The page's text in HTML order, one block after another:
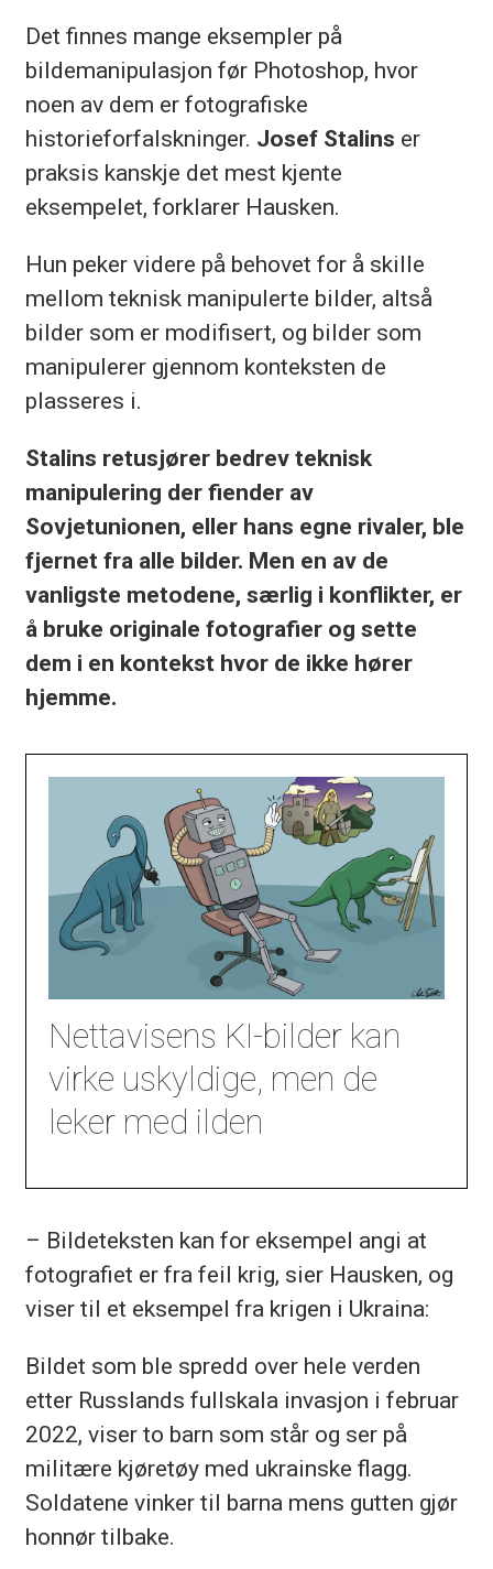
Det finnes mange eksempler på
bildemanipulasjon før Photoshop, hvor
noen av dem er fotografiske
historieforfalskninger. Josef Stalins er
praksis kanskje det mest kjente
eksempelet, forklarer Hausken.
Hun peker videre på behovet for å skille
mellom teknisk manipulerte bilder, altså
bilder som er modifisert, og bilder som
manipulerer gjennom konteksten de
plasseres i.
Stalins retusjører bedrev teknisk
manipulering der fiender av
Sovjetunionen, eller hans egne rivaler, ble
fjernet fra alle bilder. Men en av de
vanligste metodene, særlig i konflikter, er
å bruke originale fotografier og sette
dem i en kontekst hvor de ikke hører
hjemme.
Nettavisens KI-bilder kan
virke uskyldige, men de
leker med ilden
– Bildeteksten kan for eksempel angi at
fotografiet er fra feil krig, sier Hausken, og
viser til et eksempel fra krigen i Ukraina:
Bildet som ble spredd over hele verden
etter Russlands fullskala invasjon i februar
2022, viser to barn som står og ser på
militære kjøretøy med ukrainske flagg.
Soldatene vinker til barna mens gutten gjør
honnør tilbake.